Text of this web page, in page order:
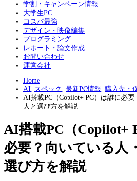
学割・キャンペーン情報
大学生PC
コスパ最強
デザイン・映像編集
プログラミング
レポート・論文作成
お問い合わせ
運営会社
Home
AI, スペック , 最新PC情報, 購入先・
AI搭載PC（Copilot+ PC）は誰に必
人と選び方を解説
AI搭載PC（Copilot+
必要？向いている人
選び方を解説